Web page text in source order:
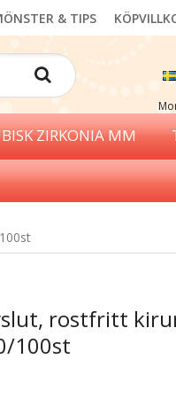
& TIPS
ZIRKONIA MM
rostfritt
100st